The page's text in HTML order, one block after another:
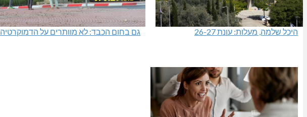
היכל שלמה, מעלות: עונת 26-27 גם בחום הכבד: לא מוותרים על הדמוקרטיה